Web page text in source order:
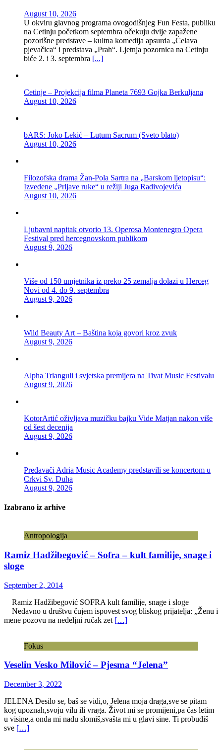
August 10, 2026
U okviru glavnog programa ovogodišnjeg Fun Festa, publiku
na Cetinju početkom septembra očekuju dvije zapažene
pozorišne predstave – kultna komedija apsurda „Ćelava
pjevačica“ i predstava „Prah“. Ljetnja pozornica na Cetinju
biće 2. i 3. septembra [...]
Cetinje – Projekcija filma Planeta 7693 Gojka Berkuljana
August 10, 2026
bARS: Joko Lekić – Lutum Sacrum (Sveto blato)
August 10, 2026
Filozofska drama Žan-Pola Sartra na „Barskom ljetopisu“:
Izvedene „Prljave ruke“ u režiji Juga Radivojevića
August 10, 2026
Ljubavni napitak otvorio 13. Operosa Montenegro Opera
Festival pred hercegnovskom publikom
August 9, 2026
Više od 150 umjetnika iz preko 25 zemalja dolazi u Herceg
Novi od 4. do 9. septembra
August 9, 2026
Wild Beauty Art – Baština koja govori kroz zvuk
August 9, 2026
Alpha Trianguli i svjetska premijera na Tivat Music Festivalu
August 9, 2026
KotorArtić oživljava muzičku bajku Vide Matjan nakon više
od šest decenija
August 9, 2026
Predavači Adria Music Academy predstavili se koncertom u
Crkvi Sv. Duha
August 9, 2026
Izabrano iz arhive
Antropologija
Ramiz Hadžibegović – Sofra – kult familije, snage i
sloge
September 2, 2014
Ramiz Hadžibegović SOFRA kult familije, snage i sloge
Nedavno u društvu čujem ispovest svog bliskog prijatelja: „Ženu i
mene pozovu na nedeljni ručak zet […]
Fokus
Veselin Vesko Milović – Pjesma “Jelena”
December 3, 2022
JELENA Desilo se, baš se vidi,o, Jelena moja draga,sve se pitam
kog upoznah,svoju vilu ili vraga. Život mi se promijeni,pa čas letim
u visine,a onda mi nadu slomiš,svašta mi u glavi sine. Ti probudiš
sve […]